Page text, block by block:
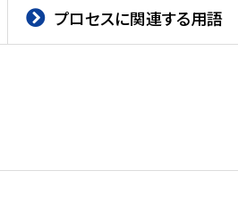
プロセスに関連する用語